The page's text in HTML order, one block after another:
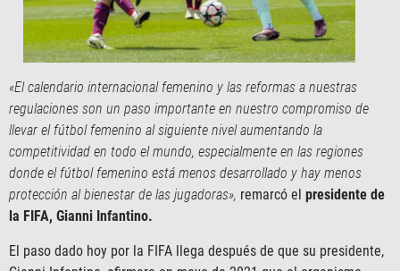
«El calendario internacional femenino y las reformas a nuestras
regulaciones son un paso importante en nuestro compromiso de
llevar el fútbol femenino al siguiente nivel aumentando la
competitividad en todo el mundo, especialmente en las regiones
donde el fútbol femenino está menos desarrollado y hay menos
protección al bienestar de las jugadoras», remarcó el presidente de
la FIFA, Gianni Infantino.
El paso dado hoy por la FIFA llega después de que su presidente,